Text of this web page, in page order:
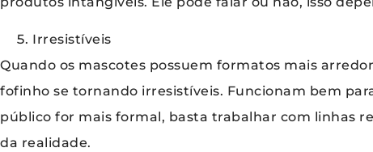
Irresistíveis
Quando os mascotes possuem formatos mais
fofinho se tornando irresistíveis. Funcionam bem
público for mais formal, basta trabalhar com linhas
da realidade.